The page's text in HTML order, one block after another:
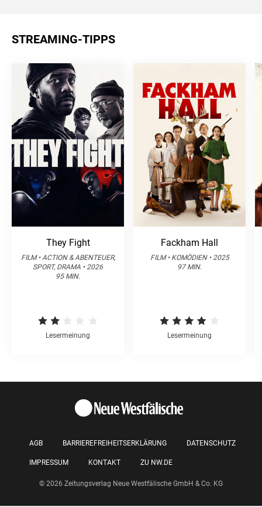
STREAMING-TIPPS
They Fight
FILM • ACTION & ABENTEUER,
SPORT, DRAMA • 2026
95 MIN.
Lesermeinung
Fackham Hall
FILM • KOMÖDIEN • 2025
97 MIN.
Lesermeinung
AGB BARRIEREFREIHEITSERKLÄRUNG DATENSCHUTZ
IMPRESSUM KONTAKT ZU NW.DE
© 2026 Zeitungsverlag Neue Westfälische GmbH & Co. KG